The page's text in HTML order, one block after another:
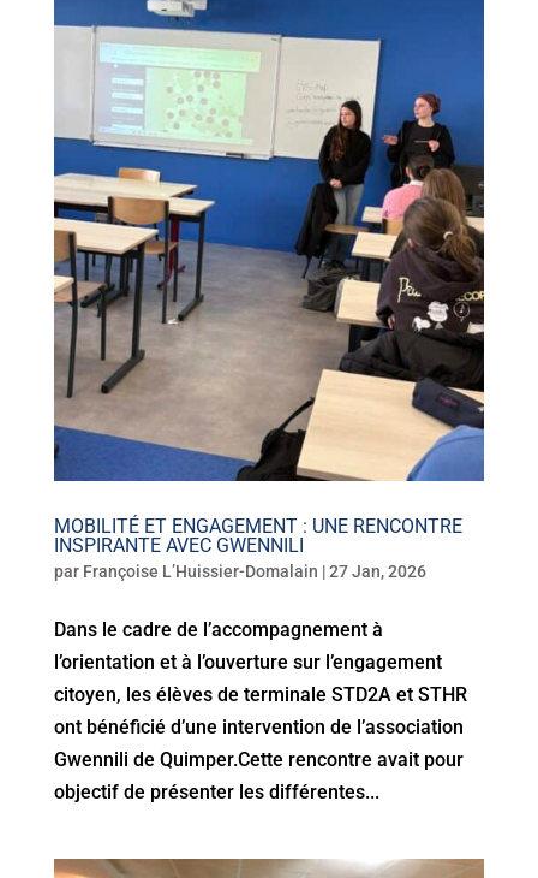
MOBILITÉ ET ENGAGEMENT : UNE RENCONTRE
INSPIRANTE AVEC GWENNILI
par Françoise L’Huissier-Domalain |27 Jan, 2026
Dans le cadre de l’accompagnement à
l’orientation et à l’ouverture sur l’engagement
citoyen, les élèves de terminale STD2A et STHR
ont bénéficié d’une intervention de l’association
Gwennili de Quimper.Cette rencontre avait pour
objectif de présenter les différentes...